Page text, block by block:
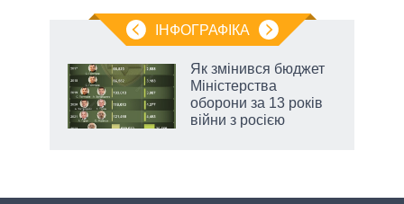
ІНФОГРАФІКА
Як змінився бюджет
Міністерства
оборони за 13 років
війни з росією